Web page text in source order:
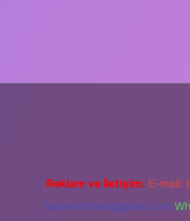
Reklam ve İletişim: E-mail:
forumhizmeti@gmail.com